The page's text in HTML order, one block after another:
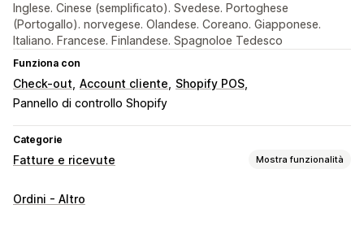
Inglese. Cinese (semplificato). Svedese. Portoghese
(Portogallo). norvegese. Olandese. Coreano. Giapponese.
Italiano. Francese. Finlandese. Spagnoloe Tedesco
Funziona con
Check-out Account cliente
Shopify POS
Pannello di controllo Shopify
Categorie
Fatture e ricevute Mostra funzionalità
Tipi di documento
Ordini - Altro